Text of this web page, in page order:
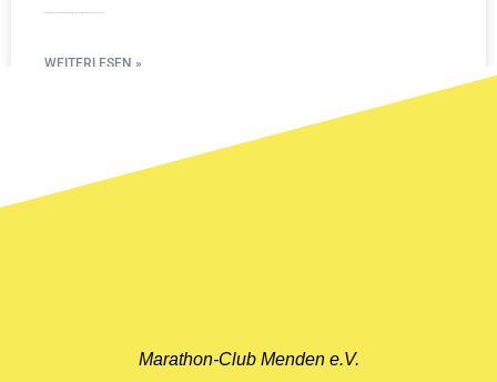
WEITERLESEN »
Marathon-Club Menden e.V.